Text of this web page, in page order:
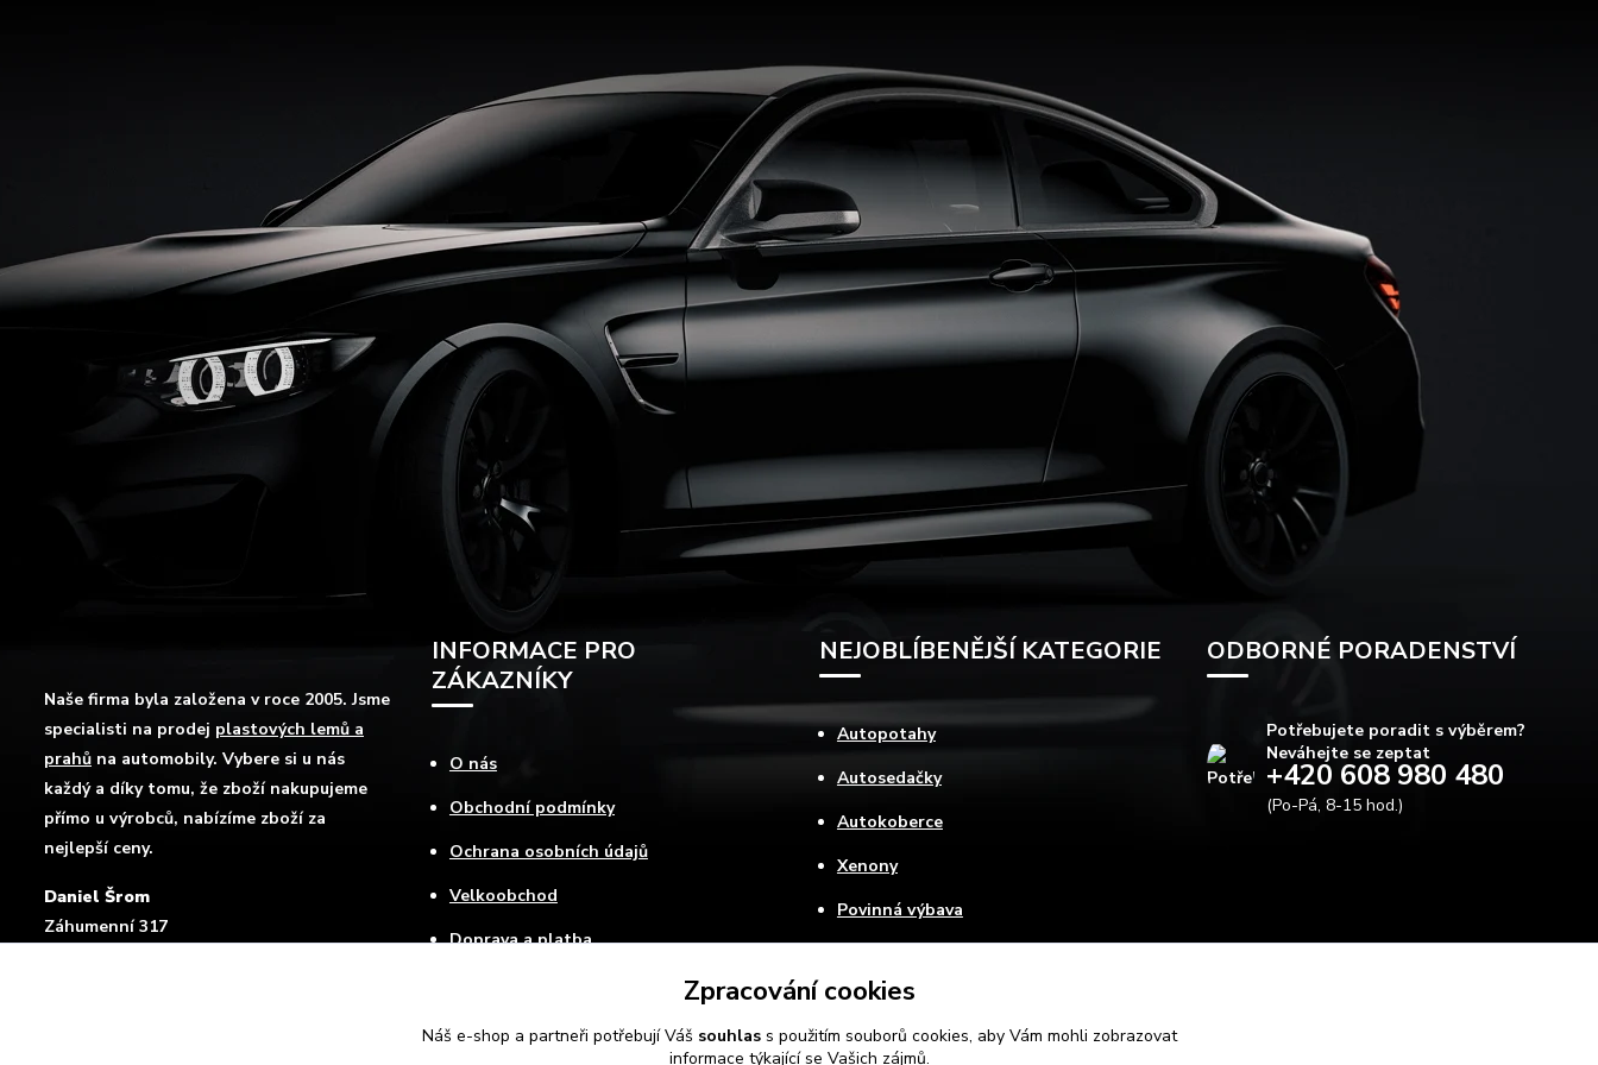
Naše firma byla založena v roce 2005. Jsme
specialisti na prodej plastových lemů a
prahů na automobily. Vybere si u nás
každý a díky tomu, že zboží nakupujeme
přímo u výrobců, nabízíme zboží za
nejlepší ceny.
Daniel Šrom
Záhumenní 317
INFORMACE PRO
ZÁKAZNÍKY
O nás
Obchodní podmínky
Ochrana osobních údajů
Velkoobchod
Doprava a platba
Kontakty
NEJOBLÍBENĚJŠÍ KATEGORIE
Autopotahy
Autosedačky
Autokoberce
Xenony
Povinná výbava
ODBORNÉ PORADENSTVÍ
Potřebujete poradit s výběrem?
Neváhejte se zeptat
+420 608 980 480
(Po-Pá, 8-15 hod.)
Zpracování cookies
Náš e-shop a partneři potřebují Váš souhlass použitím souborů cookies, aby Vám mohli zobrazovat
informace týkající se Vašich zájmů.